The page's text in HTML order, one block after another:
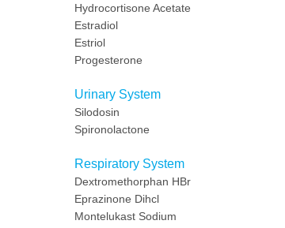
Hydrocortisone Acetate
Estradiol
Estriol
Progesterone
Urinary System
Silodosin
Spironolactone
Respiratory System
Dextromethorphan HBr
Eprazinone Dihcl
Montelukast Sodium